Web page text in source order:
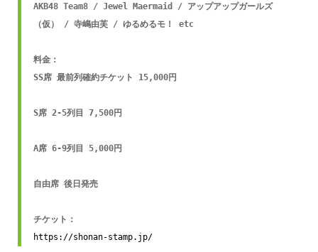
AKB48 Team8 / Jewel Maermaid / アップアップガールズ
（仮） / 寺嶋由芙 / ゆるめるモ！ etc
料金：
SS席 最前列確約チケット 15,000円
S席 2-5列目 7,500円
A席 6-9列目 5,000円
自由席 後日発売
https://shonan-stamp.jp/